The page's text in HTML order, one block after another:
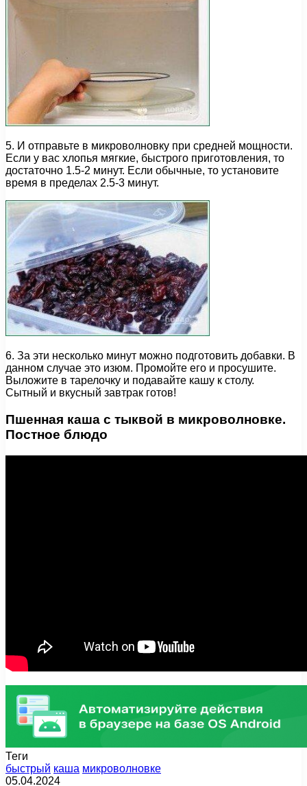
5. И отправьте в микроволновку при средней мощности.
Если у вас хлопья мягкие, быстрого приготовления, то
достаточно 1.5-2 минут. Если обычные, то установите
время в пределах 2.5-3 минут.
6. За эти несколько минут можно подготовить добавки. В
данном случае это изюм. Промойте его и просушите.
Выложите в тарелочку и подавайте кашу к столу.
Сытный и вкусный завтрак готов!
Пшенная каша с тыквой в микроволновке.
Постное блюдо
Теги
быстрый каша микроволновке
05.04.2024